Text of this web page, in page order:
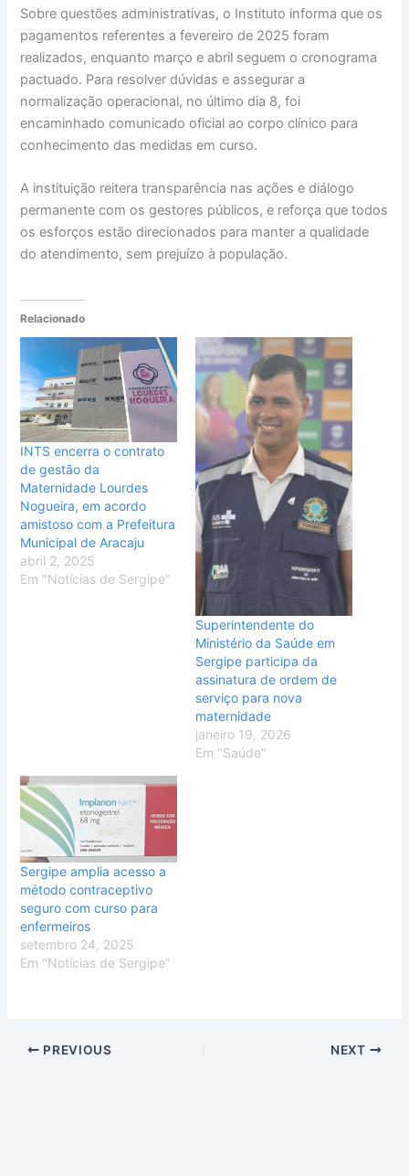
Sobre questões administrativas, o Instituto informa que os
pagamentos referentes a fevereiro de 2025 foram
realizados, enquanto março e abril seguem o cronograma
pactuado. Para resolver dúvidas e assegurar a
normalização operacional, no último dia 8, foi
encaminhado comunicado oficial ao corpo clínico para
conhecimento das medidas em curso.
A instituição reitera transparência nas ações e diálogo
permanente com os gestores públicos, e reforça que todos
os esforços estão direcionados para manter a qualidade
do atendimento, sem prejuízo à população.
Relacionado
INTS encerra o contrato
de gestão da
Maternidade Lourdes
Nogueira, em acordo
amistoso com a Prefeitura
Municipal de Aracaju
abril 2, 2025
Em "Notícias de Sergipe"
Superintendente do
Ministério da Saúde em
Sergipe participa da
assinatura de ordem de
serviço para nova
maternidade
janeiro 19, 2026
Em "Saúde"
Sergipe amplia acesso a
método contraceptivo
seguro com curso para
enfermeiros
setembro 24, 2025
Em "Notícias de Sergipe"
PREVIOUS NEXT